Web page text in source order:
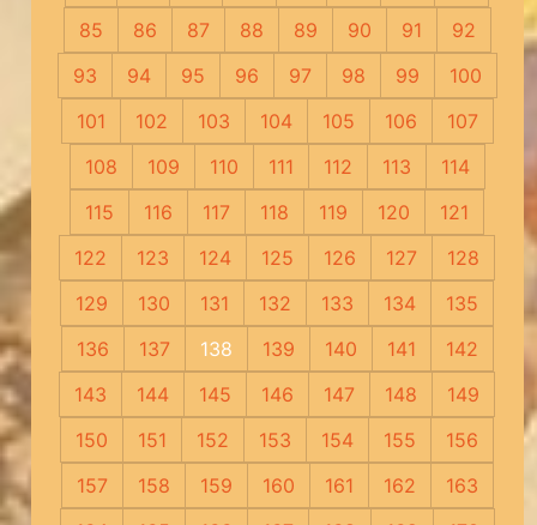
85
86 87 88 89 90 91
92
93
94 95 96 97 98 99
100
101
102 103 104 105 106
107
108
109 110 111 112 113
114
115
116 117 118 119 120
121
122
123 124 125 126 127
128
129
130 131 132 133 134
135
136
137 138 139 140 141
142
143
144 145 146 147 148
149
150
151 152 153 154 155
156
157
158 159 160 161 162
163